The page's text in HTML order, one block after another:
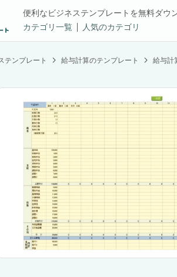
便利なビジネステンプレートを無料ダウ
カテゴリ一覧
人気のカテゴリ
テンプレート 給与計算のテンプレート 給与計